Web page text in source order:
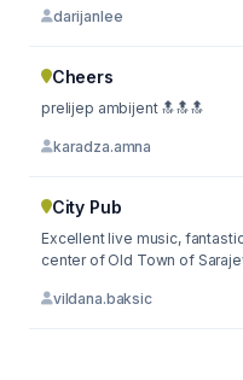
darijanlee
Cheers
prelijep ambijent 🔝🔝🔝
karadza.amna
City Pub
Excellent live music,
center of Old Town of
vildana.baksic